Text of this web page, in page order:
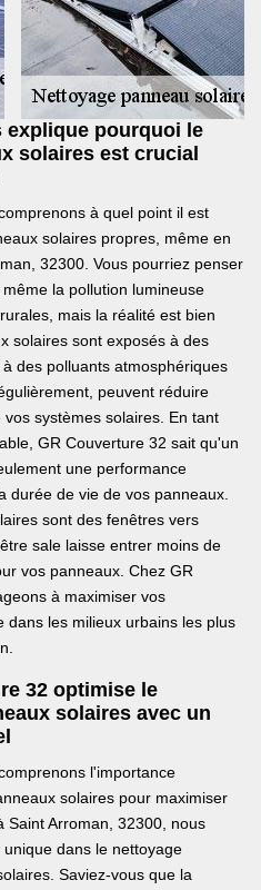
explique pourquoi le
solaires est crucial
à quel point il est
solaires propres, même en
32300. Vous pourriez penser
la pollution lumineuse
mais la réalité est bien
solaires sont exposés à des
des polluants atmosphériques
peuvent réduire
systèmes solaires. En tant
GR Couverture 32 sait qu'un
une performance
durée de vie de vos panneaux.
sont des fenêtres vers
sale laisse entrer moins de
vos panneaux. Chez GR
à maximiser vos
dans les milieux urbains les plus
32 optimise le
solaires avec un
l'importance
solaires pour maximiser
Saint Arroman, 32300, nous
dans le nettoyage
Saviez-vous que la